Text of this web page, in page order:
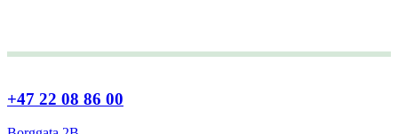
+47 22 08 86 00